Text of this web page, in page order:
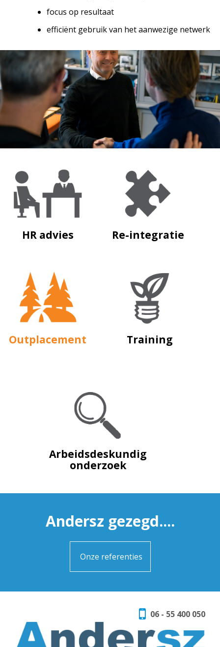
focus op resultaat
efficiënt gebruik van het aanwezige netwerk
HR advies Re-integratie
Outplacement Training
Arbeidsdeskundig
onderzoek
Andersz gezegd....
Onze referenties
06 - 55 400 050